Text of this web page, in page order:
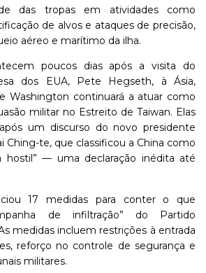
das tropas em atividades como
de alvos e ataques de precisão,
aéreo e marítimo da ilha.
poucos dias após a visita do
dos EUA, Pete Hegseth, à Ásia,
Washington continuará a atuar como
militar no Estreito de Taiwan. Elas
um discurso do novo presidente
Ching-te, que classificou a China como
hostil” — uma declaração inédita até
17 medidas para conter o que
de infiltração” do Partido
medidas incluem restrições à entrada
reforço no controle de segurança e
militares.